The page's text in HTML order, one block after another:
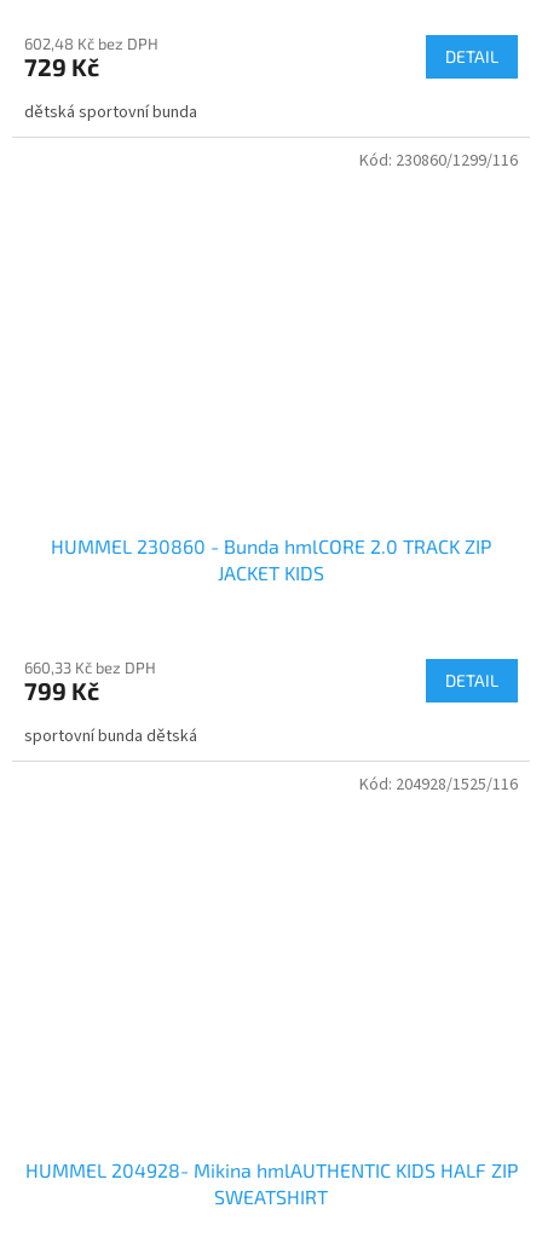
602,48 Kč bez DPH
729 Kč DETAIL
dětská sportovní bunda
HUMMEL 230860 - Bunda hmlCORE 2.0 TRACK ZIP
JACKET KIDS
660,33 Kč bez DPH
799 Kč DETAIL
sportovní bunda dětská
Kód: 230860/1299/116
HUMMEL 204928- Mikina hmlAUTHENTIC KIDS HALF ZIP
SWEATSHIRT
Kód: 204928/1525/116